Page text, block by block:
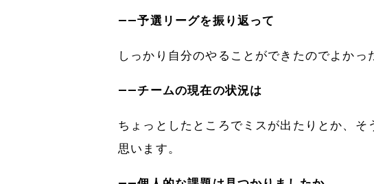
――予選リーグを振り返って
しっかり自分のやることができたのでよかっ
――チームの現在の状況は
ちょっとしたところでミスが出たりとか、
思います。